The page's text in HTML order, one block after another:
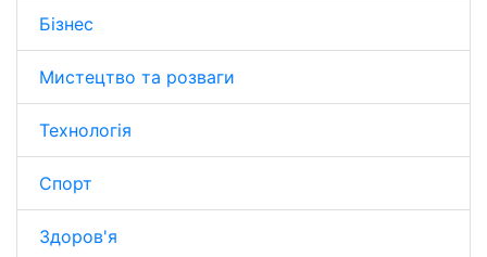
Бізнес
Мистецтво та розваги
Технологія
Спорт
Здоров'я